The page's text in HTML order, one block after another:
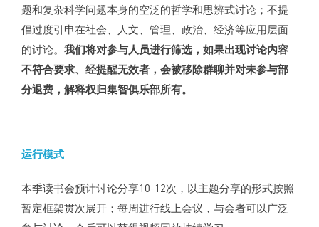
题和复杂科学问题本身的空泛的哲学和思辨式讨论；不提
倡过度引申在社会、人文、管理、政治、经济等应用层面
的讨论。 我们将对参与人员进行筛选，如果出现讨论内容
不符合要求、经提醒无效者，会被移除群聊并对未参与部
分退费，解释权归集智俱乐部所有。
运行模式
本季读书会预计讨论分享10-12次，以主题分享的形式按照
暂定框架贯次展开；每周进行线上会议，与会者可以广泛